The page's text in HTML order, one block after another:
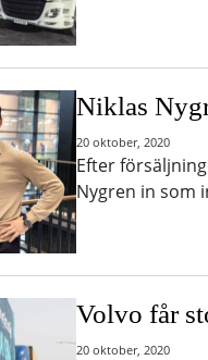
Niklas
20 oktober, 2020
Efter
Nygren in som
Volvo får
20 oktober, 2020